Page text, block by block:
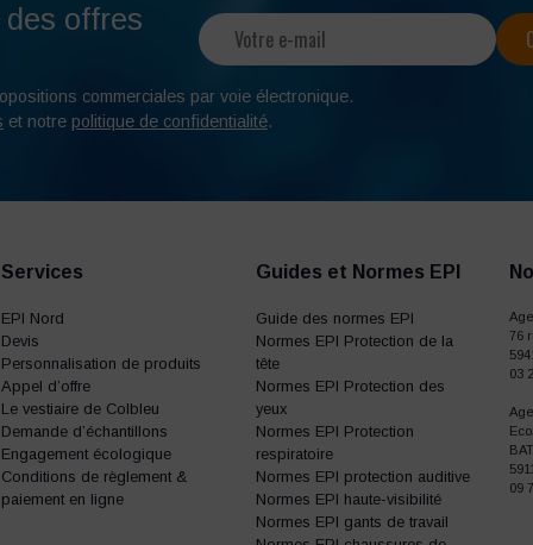
offres
commerciales par voie électronique.
et notre politique de confidentialité.
Services
EPI Nord
Devis
Personnalisation de produits
Appel d’offre
Le vestiaire de Colbleu
Demande d’échantillons
Engagement écologique
Conditions de règlement &
paiement en ligne
Guides et Normes EPI
Guide des normes EPI
Normes EPI Protection de la
tête
Normes EPI Protection des
yeux
Normes EPI Protection
respiratoire
Normes EPI protection auditive
Normes EPI haute-visibilité
Normes EPI gants de travail
76
03
09